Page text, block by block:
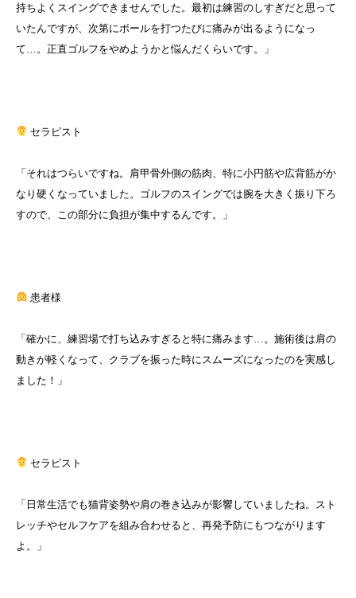
持ちよくスイングできませんでした。最初は練習のしすぎだと思って
いたんですが、次第にボールを打つたびに痛みが出るようになっ
て…。正直ゴルフをやめようかと悩んだくらいです。」
セラピスト
「それはつらいですね。肩甲骨外側の筋肉、特に小円筋や広背筋がか
なり硬くなっていました。ゴルフのスイングでは腕を大きく振り下ろ
すので、この部分に負担が集中するんです。」
患者様
「確かに、練習場で打ち込みすぎると特に痛みます…。施術後は肩の
動きが軽くなって、クラブを振った時にスムーズになったのを実感し
ました！」
セラピスト
「日常生活でも猫背姿勢や肩の巻き込みが影響していましたね。スト
レッチやセルフケアを組み合わせると、再発予防にもつながります
よ。」